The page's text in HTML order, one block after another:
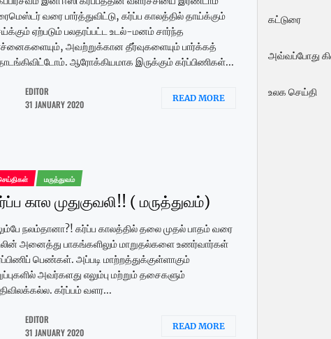
வரை பார்த்துவிட்டு, கர்ப்ப காலத்தில் தாய்க்கும்
ஏற்படும் பலதரப்பட்ட உடல்-மனம் சார்ந்த
அவற்றுக்கான தீர்வுகளையும் பார்க்கத்
ஆரோக்கியமாக இருக்கும் கர்ப்பிணிகள்...
EDITOR
31 JANUARY 2020
READ MORE
மருத்துவம்
கால முதுகுவலி!! ( மருத்துவம்)
நலம்தானா?! கர்ப்ப காலத்தில் தலை முதல் பாதம் வரை
அனைத்து பாகங்களிலும் மாறுதல்களை உணர்வார்கள்
பெண்கள். அப்படி மாற்றத்துக்குள்ளாகும்
அவர்களது எலும்பு மற்றும் தசைகளும்
கர்ப்பம் வளர...
EDITOR
31 JANUARY 2020
READ MORE
கட்டுரை
அவ்வப்போது
உலக செய்தி